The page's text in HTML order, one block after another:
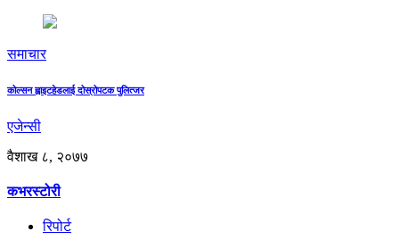
समाचार
कोल्सन ह्वाइटहेडलाई दोस्रोपटक पुलित्जर
एजेन्सी
वैशाख ८, २०७७
कभरस्टोरी
रिपोर्ट